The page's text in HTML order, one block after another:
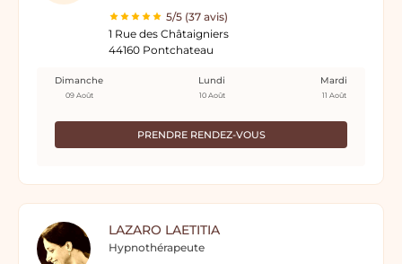
5/5 (37 avis)
1 Rue des Châtaigniers
44160 Pontchateau
PRENDRE RENDEZ-VOUS
Dimanche
09 Août
Lundi
10 Août
Mardi
11 Août
LAZARO LAETITIA
Hypnothérapeute